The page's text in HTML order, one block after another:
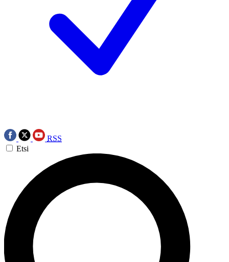
RSS
Etsi